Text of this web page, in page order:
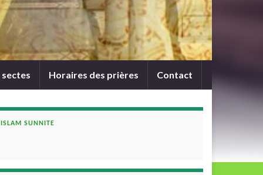
sectes Horaires des prières Contact
ISLAM SUNNITE